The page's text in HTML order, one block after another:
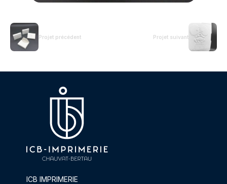
Projet précédent Projet suivant
ICB IMPRIMERIE